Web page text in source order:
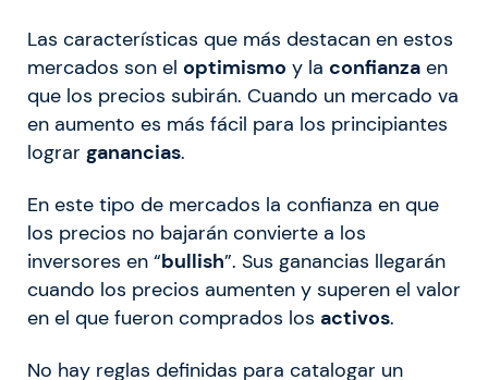
Las características que más destacan en estos
mercados son el optimismo y la confianza en
que los precios subirán. Cuando un mercado va
en aumento es más fácil para los principiantes
lograr ganancias.
En este tipo de mercados la confianza en que
los precios no bajarán convierte a los
inversores en “bullish”. Sus ganancias llegarán
cuando los precios aumenten y superen el valor
en el que fueron comprados los activos.
No hay reglas definidas para catalogar un